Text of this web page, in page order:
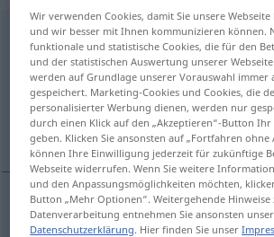
celaf
Übersicht aller Übersetzungen
(Für mehr Details die Übersetzung
Zelle
ZellefKloster-, Gefängnis- cela
Wir verwenden Cookies, damit Sie unsere
und wir besser mit Ihnen kommunizieren können.
funktionale und statistische Cookies, die für den
und der statistischen Auswertung unserer
werden auf Grundlage unserer Vorauswahl immer
gespeichert. Marketing-Cookies und Cookies, die
personalisierter Werbung dienen, werden nur
durch einen Klick auf den „Akzeptieren“-Button
geben. Klicken Sie ansonsten auf „Fortfahren ohne
können Ihre Einwilligung jederzeit für zukünftige
Webseite widerrufen. Wenn Sie weitere
und den Anpassungsmöglichkeiten möchten,
Button „Mehr Optionen“. Weitergehende Hinweise
Datenverarbeitung entnehmen Sie ansonsten
Datenschutzerklärung. Hier finden Sie unser